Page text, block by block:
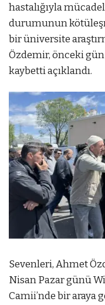
hastalığıyla
durumunun
bir üniversite
Özdemir, önceki
kaybetti açıklandı.
Sevenleri, Ahmet
Nisan Pazar günü
Camii’nde bir araya